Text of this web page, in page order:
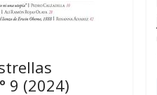
9 (2024)